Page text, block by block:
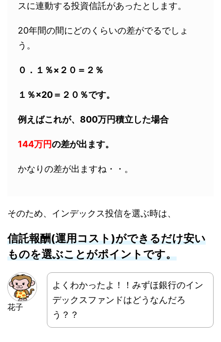
スに連動する投資信託があったとします。
20年間の間にどのくらいの差がでるでしょ
う。
０．１％×２０＝２％
１％×20＝２０％です。
例えばこれが、800万円積立した場合
144万円の差が出ます。
かなりの差が出ますね・・。
そのため、インデックス投信を選ぶ時は、
信託報酬(運用コスト)ができるだけ安い
ものを選ぶことがポイントです。
花子
よくわかったよ！！みずほ銀行のイン
デックスファンドはどうなんだろ
う？？